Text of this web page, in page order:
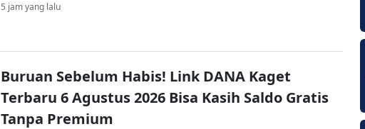
5 jam yang lalu
Buruan Sebelum Habis! Link DANA Kaget
Terbaru 6 Agustus 2026 Bisa Kasih Saldo Gratis
Tanpa Premium